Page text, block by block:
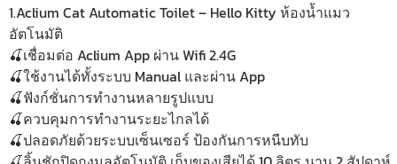
1.Aclium Cat Automatic Toilet – Hello Kitty ห้องน้ำแมว
อัตโนมัติ
🍒เชื่อมต่อ Aclium App ผ่าน Wifi 2.4G
🍒ใช้งานได้ทั้งระบบ Manual และผ่าน App
🍒ฟังก์ชั่นการทำงานหลายรูปแบบ
🍒ควบคุมการทำงานระยะไกลได้
🍒ปลอดภัยด้วยระบบเซ็นเซอร์ ป้องกันการหนีบทับ